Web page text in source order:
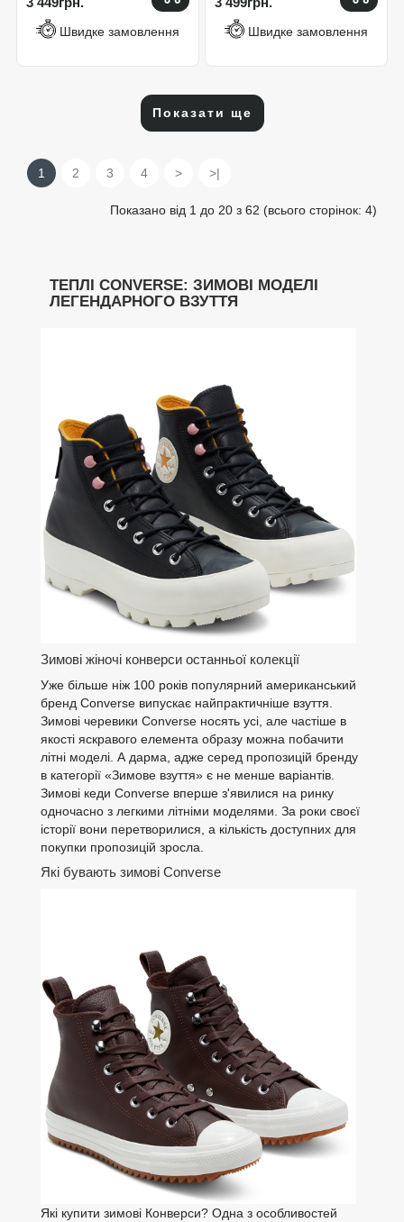
Швидке замовлення Швидке замовлення
Показати ще
1 2 3 4 > >|
Показано від 1 до 20 з 62 (всього сторінок: 4)
ТЕПЛІ CONVERSE: ЗИМОВІ МОДЕЛІ
ЛЕГЕНДАРНОГО ВЗУТТЯ
Зимові жіночі конверси останньої колекції
Уже більше ніж 100 років популярний американський
бренд Converse випускає найпрактичніше взуття.
Зимові черевики Converse носять усі, але частіше в
якості яскравого елемента образу можна побачити
літні моделі. А дарма, адже серед пропозицій бренду
в категорії «Зимове взуття» є не менше варіантів.
Зимові кеди Converse вперше з'явилися на ринку
одночасно з легкими літніми моделями. За роки своєї
історії вони перетворилися, а кількість доступних для
покупки пропозицій зросла.
Які бувають зимові Converse
Які купити зимові Конверси? Одна з особливостей